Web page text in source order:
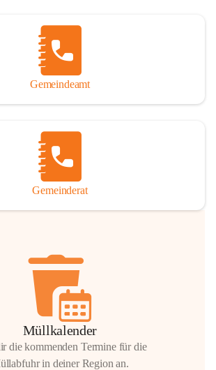
Gemeindeamt
Gemeinderat
Müllkalender
die kommenden Termine für die
in deiner Region an.